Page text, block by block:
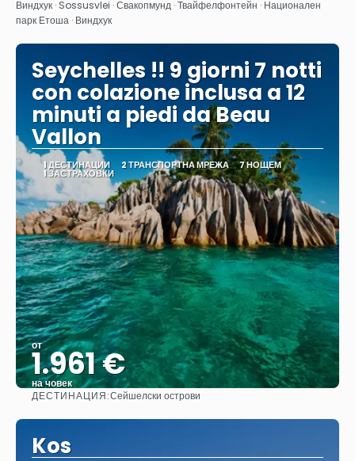
Вижте
Виндхук · Sossusvlei · Свакопмунд · Твайфелфонтейн · Национален
парк Етоша · Виндхук
Seychelles !! 9 giorni 7 notti
con colazione inclusa a 12
minuti a piedi da Beau
Vallon
1 ДЕСТИНАЦИИ 2 ТРАНСПОРТНА МРЕЖА 7 НОЩЕМ
1 ЗАСТРАХОВКИ
от
1.961 €
на човек
Вижте
ДЕСТИНАЦИЯ:Сейшелски острови
Kos